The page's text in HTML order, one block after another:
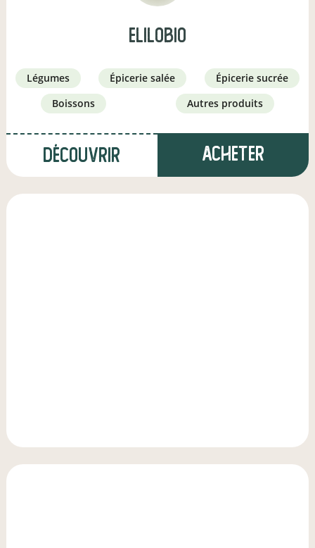
Elilobio
légumes épicerie salée
épicerie sucrée
boissons
autres produits
Découvrir Acheter